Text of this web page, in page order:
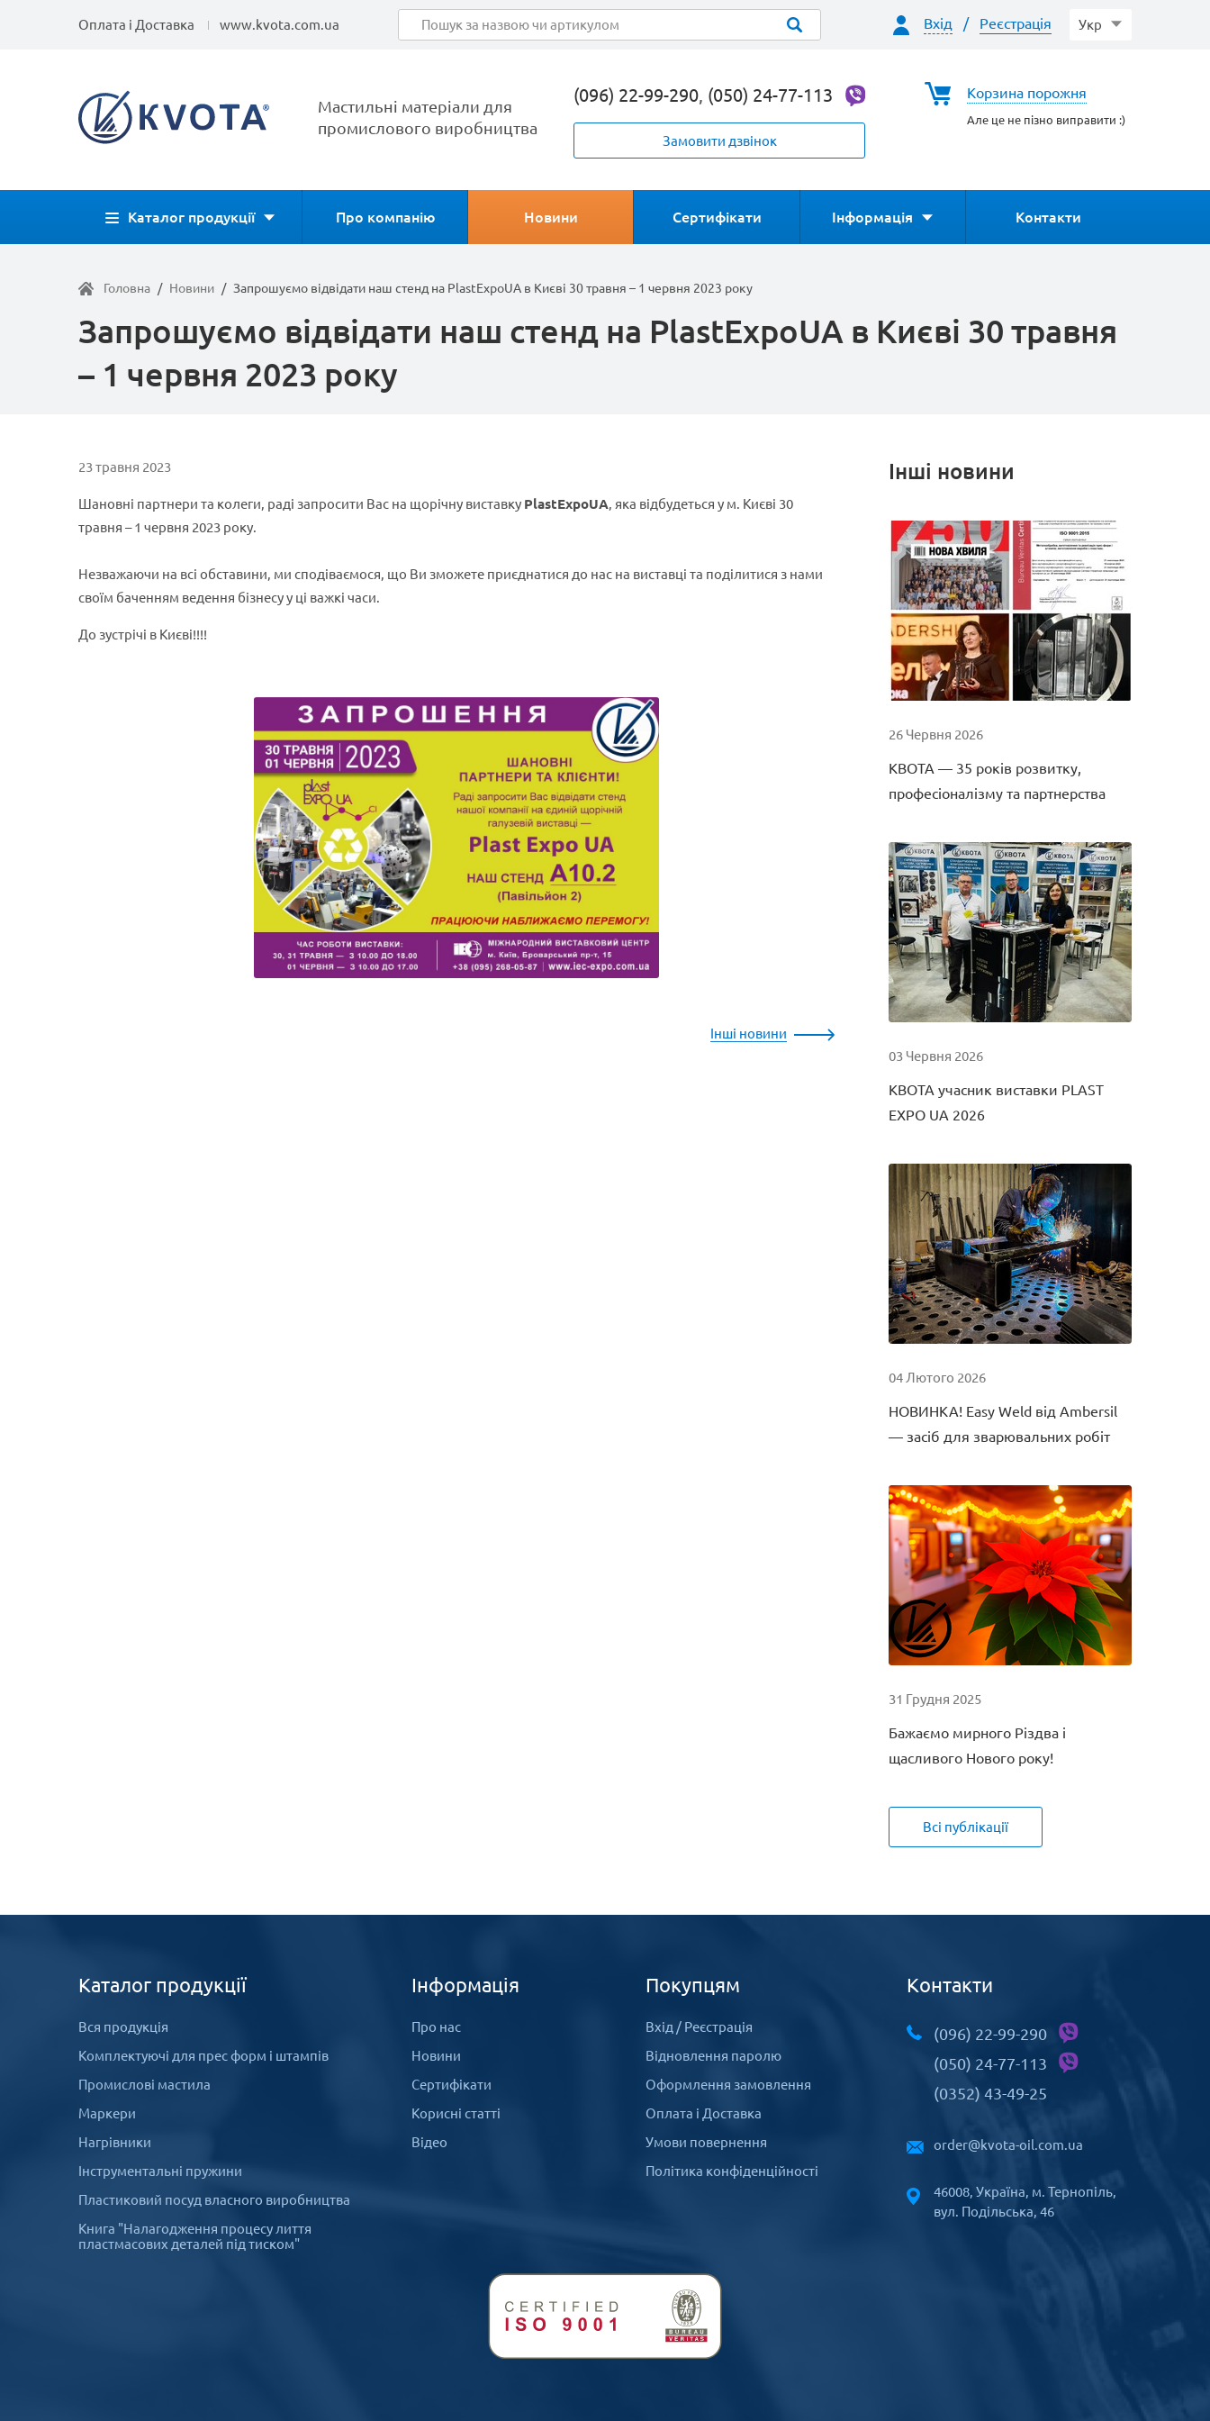
Оплата і Доставка www.kvota.com.ua Укр
Вхід / Реєстрація
Мастильні матеріали для
промислового виробництва
Корзина порожня
Але це не пізно виправити :)
(096) 22-99-290, (050) 24-77-113
Замовити дзвінок
Каталог продукції Про компанію Новини Сертифікати Інформація Контакти
Головна / Новини / Запрошуємо відвідати наш стенд на PlastExpoUA в Києві 30 травня – 1 червня 2023 року
Запрошуємо відвідати наш стенд на PlastExpoUA в Києві 30 травня
– 1 червня 2023 року
Інші новини
26 Червня 2026
КВОТА — 35 років розвитку,
професіоналізму та партнерства
03 Червня 2026
КВОТА учасник виставки PLAST
EXPO UA 2026
04 Лютого 2026
НОВИНКА! Easy Weld від Ambersil
— засіб для зварювальних робіт
31 Грудня 2025
Бажаємо мирного Різдва і
щасливого Нового року!
Всі публікації
23 травня 2023
Шановні партнери та колеги, раді запросити Вас на щорічну виставку PlastExpoUA, яка відбудеться у м. Києві 30
травня – 1 червня 2023 року.
Незважаючи на всі обставини, ми сподіваємося, що Ви зможете приєднатися до нас на виставці та поділитися з нами
своїм баченням ведення бізнесу у ці важкі часи.
До зустрічі в Києві!!!!
Інші новини
Каталог продукції
Вся продукція
Комплектуючі для прес форм і штампів
Промислові мастила
Маркери
Нагрівники
Інструментальні пружини
Пластиковий посуд власного виробництва
Книга "Налагодження процесу лиття
пластмасових деталей під тиском"
Інформація
Про нас
Новини
Сертифікати
Корисні статті
Відео
Покупцям
Вхід / Реєстрація
Відновлення паролю
Оформлення замовлення
Оплата і Доставка
Умови повернення
Політика конфіденційності
Контакти
(096) 22-99-290
(050) 24-77-113
(0352) 43-49-25
order@kvota-oil.com.ua
46008, Україна, м. Тернопіль,
вул. Подільська, 46